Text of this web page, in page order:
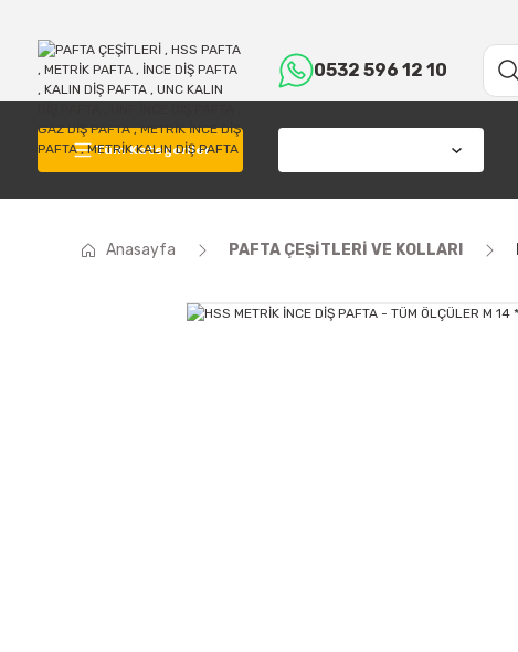
0532 596 12 10
Tüm Kategoriler
Anasayfa PAFTA ÇEŞİTLERİ VE KOLLARI